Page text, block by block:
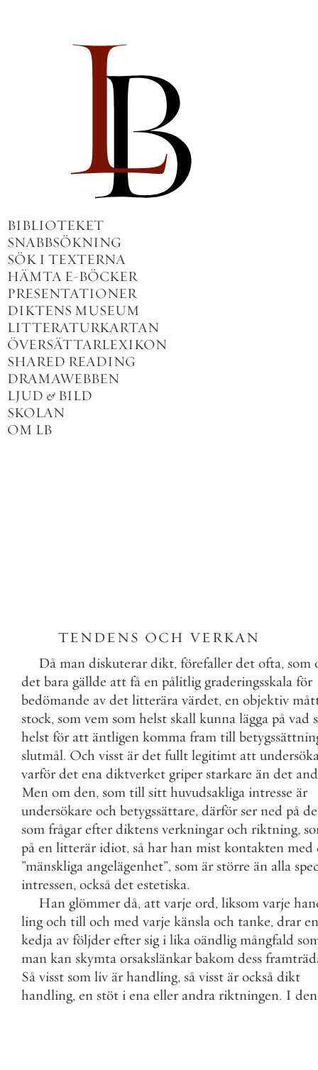
BIBLIOTEKET
SNABBSÖKNING
SÖK I TEXTERNA
HÄMTA E-BÖCKER
PRESENTATIONER
DIKTENS MUSEUM
LITTERATURKARTAN
ÖVERSÄTTARLEXIKON
SHARED READING
DRAMAWEBBEN
LJUD & BILD
SKOLAN
OM LB
TENDENS OCH VERKAN
Då man diskuterar dikt, förefaller det ofta, som
det bara gällde att få en pålitlig graderingsskala för
bedömande av det litterära värdet, en objektiv
stock, som vem som helst skall kunna lägga på vad
helst för att äntligen komma fram till
slutmål. Och visst är det fullt legitimt att
varför det ena diktverket griper starkare än det
Men om den, som till sitt huvudsakliga intresse är
undersökare och betygssättare, därför ser ned på
som frågar efter diktens verkningar och riktning,
på en litterär idiot, så har han mist kontakten med
”mänskliga angelägenhet”, som är större än alla
intressen, också det estetiska.
Han glömmer då, att varje ord, liksom varje
ling och till och med varje känsla och tanke, drar en
kedja av följder efter sig i lika oändlig mångfald
man kan skymta orsakslänkar bakom dess
Så visst som liv är handling, så visst är också dikt
handling, en stöt i ena eller andra riktningen. I den